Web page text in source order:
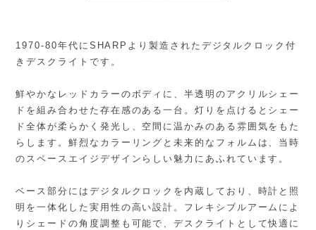
1970-80年代にSHARPより製造されたデジタルクロック付
きデスクライトです。
鮮やかなレッドカラーのボディに、半透明のアクリルシェー
ドを組み合わせた存在感のある一台。灯りを点けるとシェー
ド全体が柔らかく発光し、空間に温かみのある雰囲気をもた
らします。鮮烈なカラーリングと未来的なフォルムは、当時
のスペースエイジデザインらしい魅力にあふれています。
ベース部分にはデジタルクロックを内蔵しており、時計と照
明を一体化した実用性の高い設計。フレキシブルアームによ
りシェードの角度調整も可能で、デスクライトとして快適に